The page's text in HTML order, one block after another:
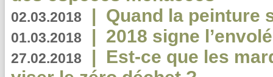
02.03.2018 | Quand la peinture
01.03.2018 | 2018 signe
27.02.2018 | Est-ce que les